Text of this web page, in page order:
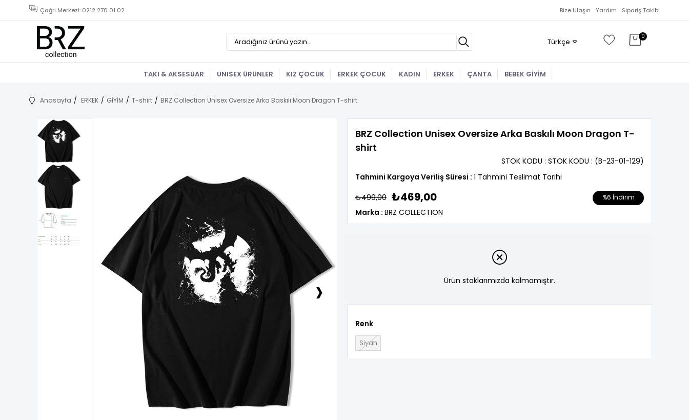
Çağrı Merkezi: 0212 270 01 02 Sipariş Takibi
Yardım
Bize Ulaşın
0
Türkçe
TAKI & AKSESUAR UNISEX ÜRÜNLER KIZ ÇOCUK ERKEK ÇOCUK KADIN ERKEK ÇANTA BEBEK GİYİM
Anasayfa ERKEK GİYİM T-shirt BRZ Collection Unisex Oversize Arka Baskılı Moon Dragon T-shirt
›
BRZ Collection Unisex Oversize Arka Baskılı Moon Dragon T-
shirt
(B-23-01-129)
STOK KODU STOK KODU
Tahmini Kargoya Veriliş Süresi : 1 Tahmini Teslimat Tarihi
₺499,00 ₺469,00 %6 İndirim
Marka : BRZ COLLECTION
Ürün stoklarımızda kalmamıştır.
Renk
Siyah